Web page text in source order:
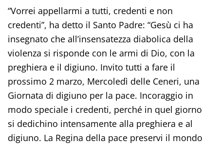
“Vorrei appellarmi a tutti, credenti e non
credenti”, ha detto il Santo Padre: “Gesù ci ha
insegnato che all’insensatezza diabolica della
violenza si risponde con le armi di Dio, con la
preghiera e il digiuno. Invito tutti a fare il
prossimo 2 marzo, Mercoledì delle Ceneri, una
Giornata di digiuno per la pace. Incoraggio in
modo speciale i credenti, perché in quel giorno
si dedichino intensamente alla preghiera e al
digiuno. La Regina della pace preservi il mondo